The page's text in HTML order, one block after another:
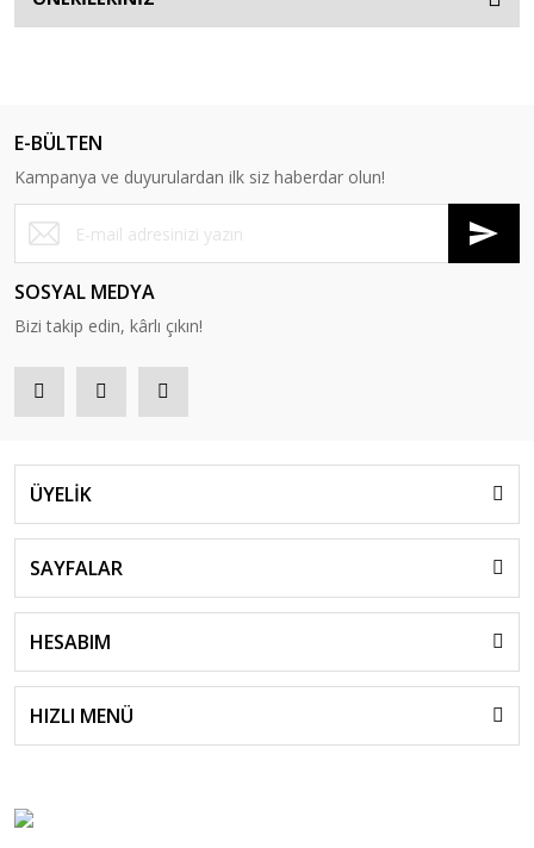
E-BÜLTEN
Kampanya ve duyurulardan ilk siz haberdar olun!
SOSYAL MEDYA
Bizi takip edin, kârlı çıkın!
ÜYELİK
SAYFALAR
HESABIM
HIZLI MENÜ